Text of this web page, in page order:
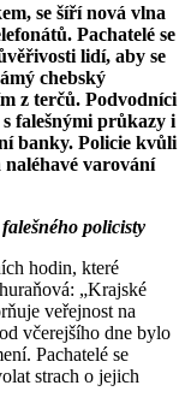
se šíří nová vlna
Pachatelé se
lidí, aby se
chebský
z terčů. Podvodníci
falešnými průkazy i
banky. Policie kvůli
varování
policisty
hodin, které
„Krajské
veřejnost na
včerejšího dne bylo
Pachatelé se
strach o jejich